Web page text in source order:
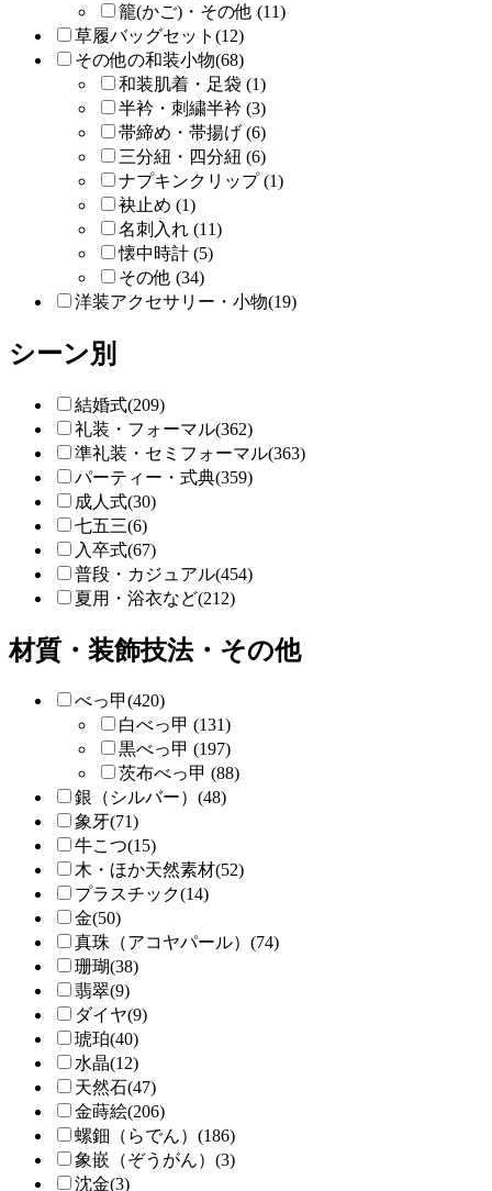
籠(かご)・その他 (11)
草履バッグセット(12)
その他の和装小物(68)
和装肌着・足袋 (1)
半衿・刺繍半衿 (3)
帯締め・帯揚げ (6)
三分紐・四分紐 (6)
ナプキンクリップ (1)
袂止め (1)
名刺入れ (11)
懐中時計 (5)
その他 (34)
洋装アクセサリー・小物(19)
シーン別
結婚式(209)
礼装・フォーマル(362)
準礼装・セミフォーマル(363)
パーティー・式典(359)
成人式(30)
七五三(6)
入卒式(67)
普段・カジュアル(454)
夏用・浴衣など(212)
材質・装飾技法・その他
べっ甲(420)
白べっ甲 (131)
黒べっ甲 (197)
茨布べっ甲 (88)
銀（シルバー）(48)
象牙(71)
牛こつ(15)
木・ほか天然素材(52)
プラスチック(14)
金(50)
真珠（アコヤパール）(74)
珊瑚(38)
翡翠(9)
ダイヤ(9)
琥珀(40)
水晶(12)
天然石(47)
金蒔絵(206)
螺鈿（らでん）(186)
象嵌（ぞうがん）(3)
沈金(3)